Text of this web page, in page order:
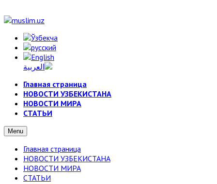
Главная страница
НОВОСТИ УЗБЕКИСТАНА
НОВОСТИ МИРА
СТАТЬИ
Menu
Главная страница
НОВОСТИ УЗБЕКИСТАНА
НОВОСТИ МИРА
СТАТЬИ